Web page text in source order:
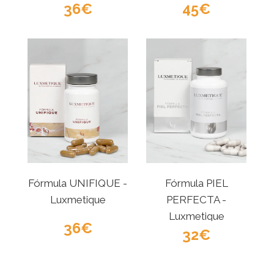
36 45
Fórmula UNIFIQUE -
Luxmetique
36
Fórmula PIEL
PERFECTA -
Luxmetique
32